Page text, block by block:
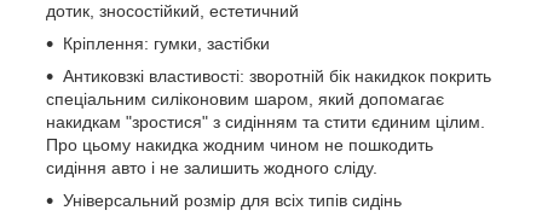
дотик, зносостійкий, естетичний
Кріплення: гумки, застібки
Антиковзкі властивості: зворотній бік накидкок покрить
спеціальним силіконовим шаром, який допомагає
накидкам "зростися" з сидінням та стити єдиним цілим.
Про цьому накидка жодним чином не пошкодить
сидіння авто і не залишить жодного сліду.
Універсальний розмір для всіх типів сидінь